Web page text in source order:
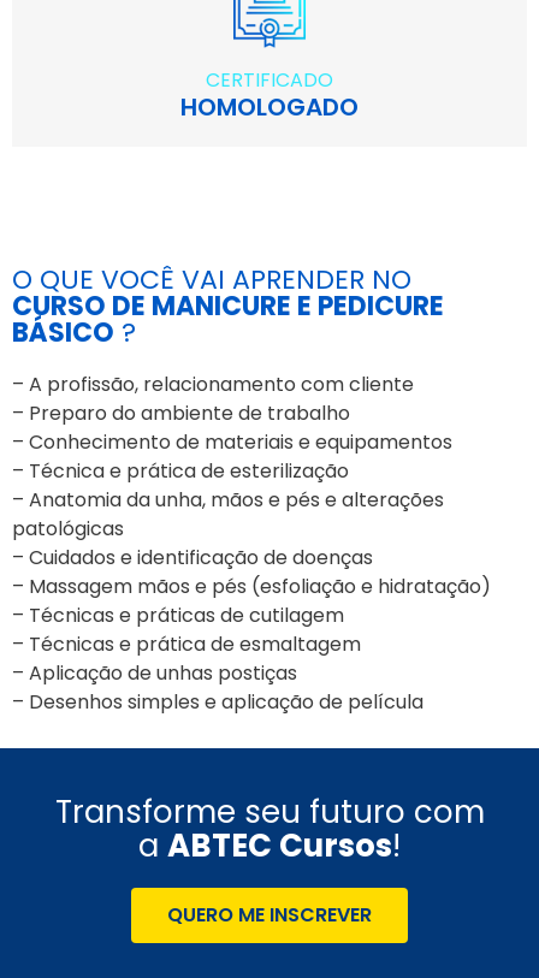
CERTIFICADO
HOMOLOGADO
O QUE VOCÊ VAI APRENDER NO
CURSO DE MANICURE E PEDICURE
BÁSICO ?
– A profissão, relacionamento com cliente
– Preparo do ambiente de trabalho
– Conhecimento de materiais e equipamentos
– Técnica e prática de esterilização
– Anatomia da unha, mãos e pés e alterações
patológicas
– Cuidados e identificação de doenças
– Massagem mãos e pés (esfoliação e hidratação)
– Técnicas e práticas de cutilagem
– Técnicas e prática de esmaltagem
– Aplicação de unhas postiças
– Desenhos simples e aplicação de película
Transforme seu futuro com
a ABTEC Cursos!
QUERO ME INSCREVER